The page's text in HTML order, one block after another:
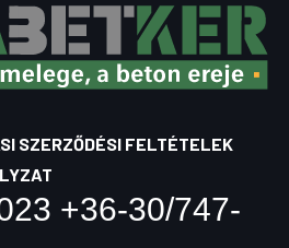
SZERZŐDÉSI FELTÉTELEK
+36-30/747-